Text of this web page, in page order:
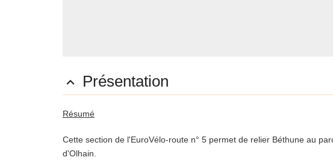
 Présentation
Résumé
Cette section de l'EuroVélo-route n° 5 permet de relier Béthune au
d'Olhain.